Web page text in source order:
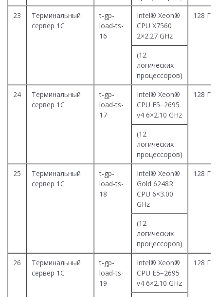
23
Терминальный
сервер 1С
t-gp-
load-ts-
16
Intel® Xeon®
CPU X7560
2×2.27 GHz
128 Гб
(12
логических
процессоров)
24
Терминальный
сервер 1С
t-gp-
load-ts-
17
Intel® Xeon®
CPU E5−2695
v4 6×2.10 GHz
128 Гб
(12
логических
процессоров)
25
Терминальный
сервер 1С
t-gp-
load-ts-
18
Intel® Xeon®
Gold 6248R
CPU 6×3.00
GHz
128 Гб
(12
логических
процессоров)
26
Терминальный
сервер 1С
t-gp-
load-ts-
19
Intel® Xeon®
CPU E5−2695
v4 6×2.10 GHz
128 Гб